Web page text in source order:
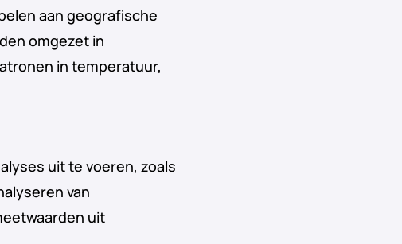
aan geografische
omgezet in
in temperatuur,
uit te voeren, zoals
van
uit